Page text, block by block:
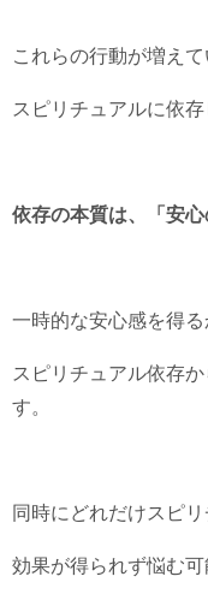
これらの行動が増え
スピリチュアルに依
依存の本質は、「安心
一時的な安心感を得る
スピリチュアル依存
す。
同時にどれだけスピ
効果が得られず悩む可